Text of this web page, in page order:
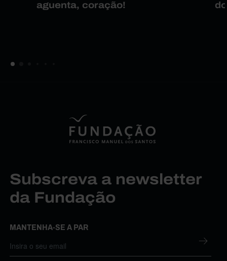
aguenta, coração!
Subscreva a newsletter
da Fundação
MANTENHA-SE A PAR